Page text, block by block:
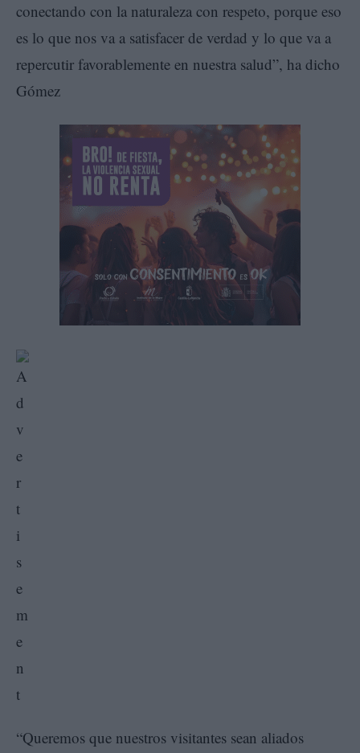
conectando con la naturaleza con respeto, porque eso
es lo que nos va a satisfacer de verdad y lo que va a
repercutir favorablemente en nuestra salud”, ha dicho
Gómez
“Queremos que nuestros visitantes sean aliados